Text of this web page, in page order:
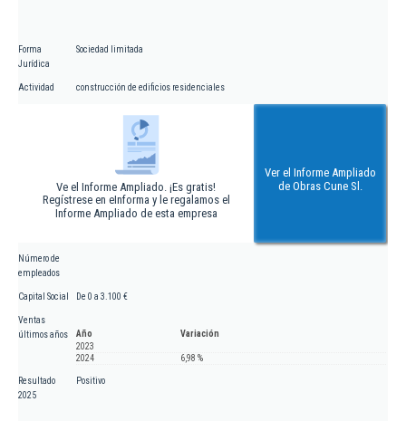
Forma
Jurídica
Sociedad limitada
Actividad construcción de edificios residenciales
Ve el Informe Ampliado. ¡Es gratis!
Regístrese en eInforma y le regalamos el
Informe Ampliado de esta empresa
Ver el Informe Ampliado
de Obras Cune Sl.
Número de
empleados
Capital Social De 0 a 3.100 €
Ventas
últimos años
Año
Variación
2023
2024
6,98 %
Resultado
2025
Positivo